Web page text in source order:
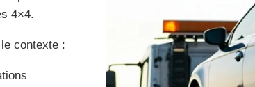
4×4.
contexte :